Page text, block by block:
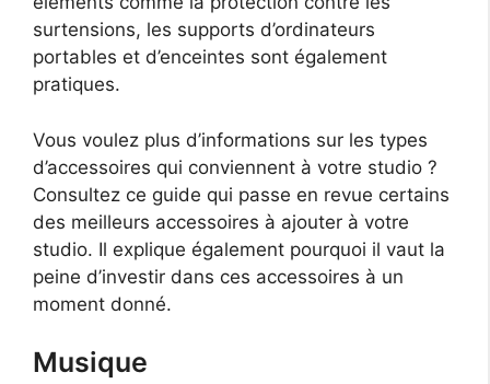
surtensions, les supports d’ordinateurs
portables et d’enceintes sont également
pratiques.
Vous voulez plus d’informations sur les types
d’accessoires qui conviennent à votre studio ?
Consultez ce guide qui passe en revue certains
des meilleurs accessoires à ajouter à votre
studio. Il explique également pourquoi il vaut la
peine d’investir dans ces accessoires à un
moment donné.
Musique